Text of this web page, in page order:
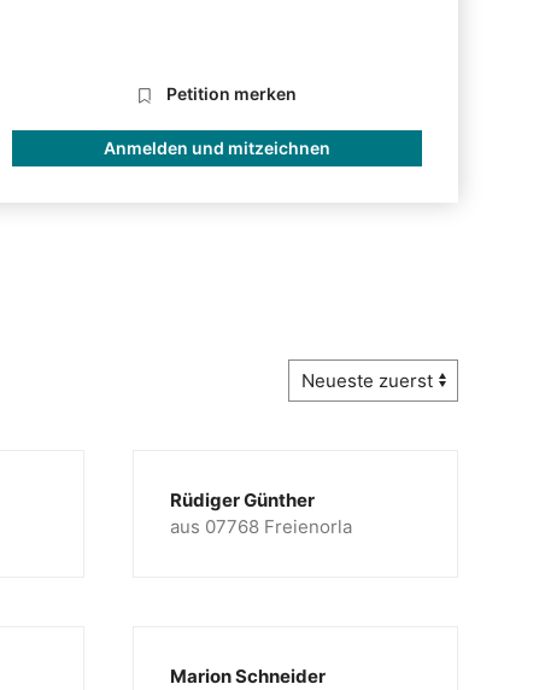
Petition merken
Anmelden und mitzeichnen
Rüdiger Günther
aus 07768 Freienorla
Marion Schneider